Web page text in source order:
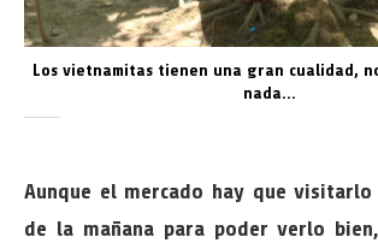
Los vietnamitas tienen una gran cualidad,
nada…
Aunque el mercado hay que
de la mañana para poder verlo